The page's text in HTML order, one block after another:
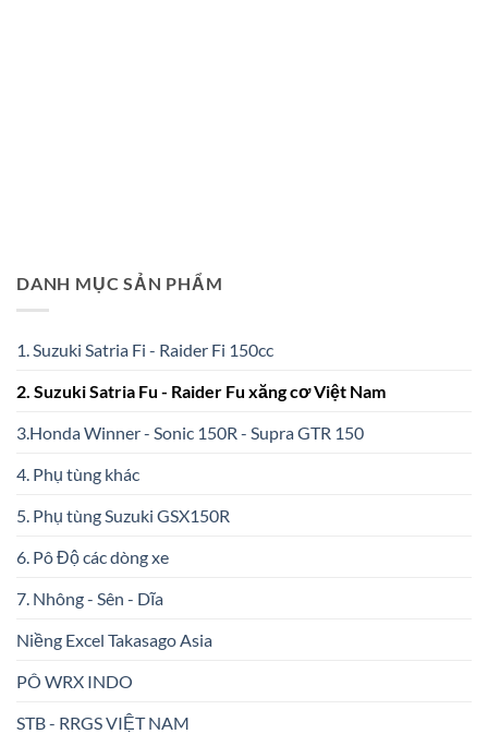
DANH MỤC SẢN PHẨM
1. Suzuki Satria Fi - Raider Fi 150cc
2. Suzuki Satria Fu - Raider Fu xăng cơ Việt Nam
3.Honda Winner - Sonic 150R - Supra GTR 150
4. Phụ tùng khác
5. Phụ tùng Suzuki GSX150R
6. Pô Độ các dòng xe
7. Nhông - Sên - Dĩa
Niềng Excel Takasago Asia
PÔ WRX INDO
STB - RRGS VIỆT NAM